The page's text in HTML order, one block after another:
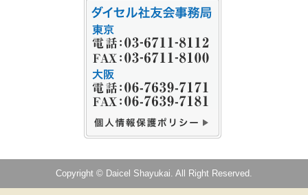
Copyright © Daicel Shayukai. All Right Reserved.